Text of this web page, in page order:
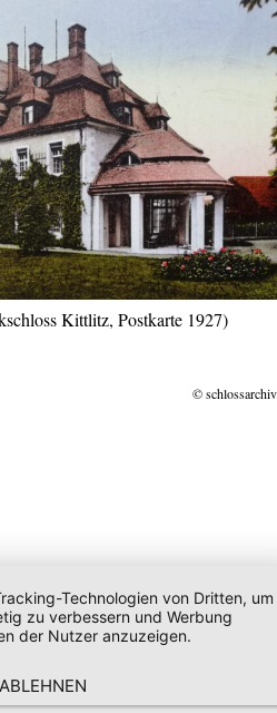
Kittlitz, Postkarte 1927)
©
Technologien von Dritten, um
zu verbessern und Werbung
der Nutzer anzuzeigen.
ABLEHNEN